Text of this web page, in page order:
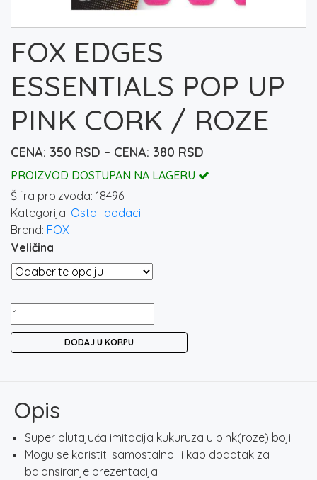
FOX EDGES
ESSENTIALS POP UP
PINK CORK / ROZE
350 RSD – 380 RSD
cena:
PROIZVOD DOSTUPAN NA LAGERU
Šifra proizvoda: 18496
Kategorija: Ostali dodaci
Brend: FOX
Veličina
FOX
EDGES
ESSENTIALS
CORK
ROZE
količina
DODAJ U KORPU
Opis
Super plutajuća imitacija kukuruza u pink(roze) boji.
Mogu se koristiti samostalno ili kao dodatak za
balansiranje prezentacija